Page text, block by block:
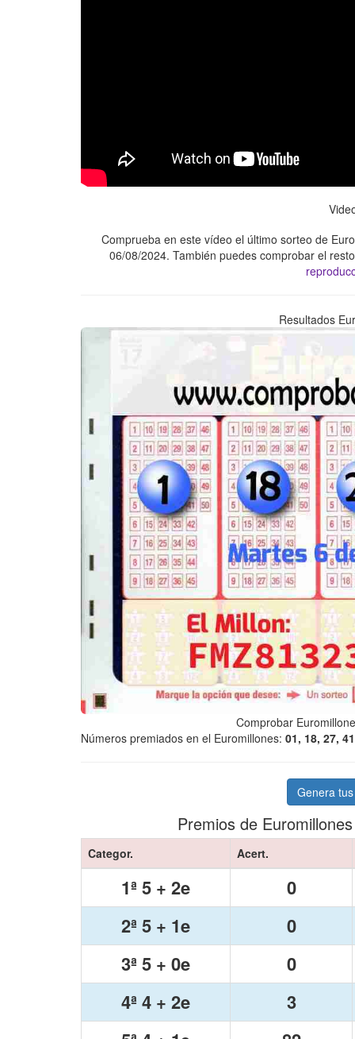
Comprueba en este vídeo el último sorteo de
06/08/2024. También puedes comprobar el
Resultados
Comprobar
Números premiados en el Euromillones: 01, 18, 27,
Genera
Premios de
Categor. Acert.
1ª 5 + 2e
0
2ª 5 + 1e
0
3ª 5 + 0e
0
4ª 4 + 2e
3